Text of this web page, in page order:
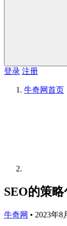
登录 注册
牛奇网首页
SEO的策
牛奇网 • 2023年8